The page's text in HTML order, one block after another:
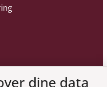
dine data